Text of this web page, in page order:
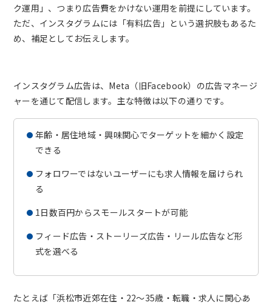
ク運用」、つまり広告費をかけない運用を前提にしています。
ただ、インスタグラムには「有料広告」という選択肢もあるた
め、補足としてお伝えします。
インスタグラム広告は、Meta（旧Facebook）の広告マネージ
ャーを通じて配信します。主な特徴は以下の通りです。
年齢・居住地域・興味関心でターゲットを細かく設定
できる
フォロワーではないユーザーにも求人情報を届けられ
る
1日数百円からスモールスタートが可能
フィード広告・ストーリーズ広告・リール広告など形
式を選べる
たとえば「浜松市近郊在住・22〜35歳・転職・求人に関心あ